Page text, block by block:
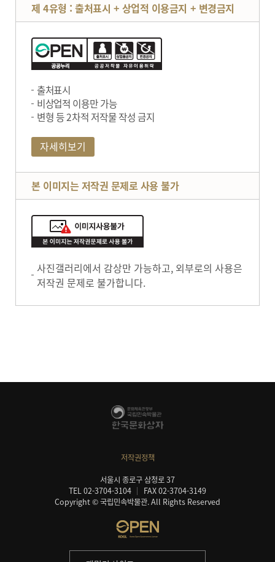
제 4유형 : 출처표시 + 상업적 이용금지 + 변경금지
출처표시
비상업적 이용만 가능
변형 등 2차적 저작물 작성 금지
자세히보기
본 이미지는 저작권 문제로 사용 불가
사진갤러리에서 감상만 가능하고, 외부로의 사용은
저작권 문제로 불가합니다.
저작권정책
서울시 종로구 삼청로 37
TEL 02-3704-3104
FAX 02-3704-3149
Copyright © 국립민속박물관. All Rights Reserved